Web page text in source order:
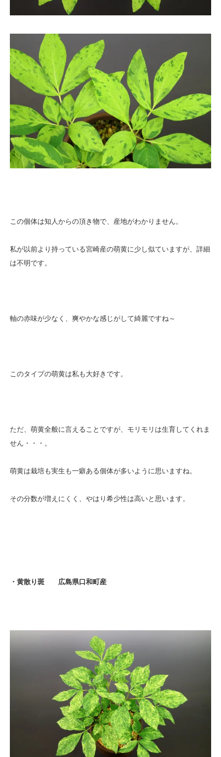
この個体は知人からの頂き物で、産地がわかりません。
私が以前より持っている宮崎産の萌黄に少し似ていますが、詳細
は不明です。
軸の赤味が少なく、爽やかな感じがして綺麗ですね～
このタイプの萌黄は私も大好きです。
ただ、萌黄全般に言えることですが、モリモリは生育してくれま
せん・・・。
萌黄は栽培も実生も一癖ある個体が多いように思いますね。
その分数が増えにくく、やはり希少性は高いと思います。
・黄散り斑 広島県口和町産